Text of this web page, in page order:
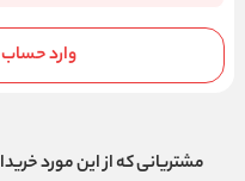
وارد
مشتریانی که از این مورد